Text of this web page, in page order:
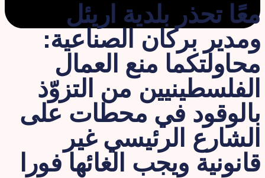
معًا تحذر بلدية اريئل
ومدير بركان الصناعية:
محاولتكما منع العمال
الفلسطينيين من التزوّذ
بالوقود في محطات على
الشارع الرئيسي غير
قانونية ويجب الغائها فورا